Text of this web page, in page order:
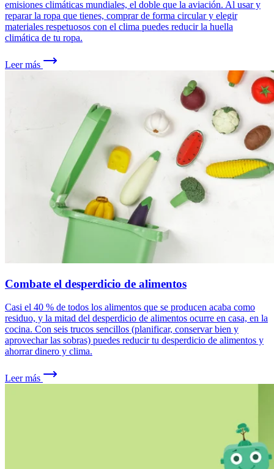
emisiones climáticas mundiales, el doble que la aviación. Al usar y
reparar la ropa que tienes, comprar de forma circular y elegir
materiales respetuosos con el clima puedes reducir la huella
climática de tu ropa.
Leer más
Combate el desperdicio de alimentos
Casi el 40 % de todos los alimentos que se producen acaba como
residuo, y la mitad del desperdicio de alimentos ocurre en casa, en la
cocina. Con seis trucos sencillos (planificar, conservar bien y
aprovechar las sobras) puedes reducir tu desperdicio de alimentos y
ahorrar dinero y clima.
Leer más